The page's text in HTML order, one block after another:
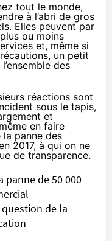
tout le monde,
à l’abri de gros
Elles peuvent par
ou moins
et, même si
un petit
des
réactions sont
sous le tapis,
et
en faire
la panne des
2017, à qui on ne
de transparence.
panne de 50 000
question de la